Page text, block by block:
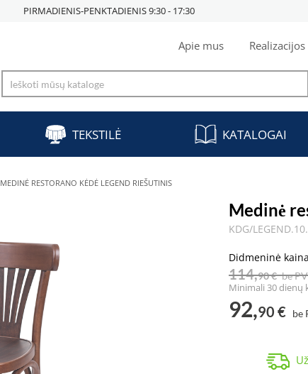
PIRMADIENIS-PENKTADIENIS 9:30 - 17:30
Apie mus Realizacijos
TEKSTILĖ KATALOGAI
MEDINĖ RESTORANO KĖDĖ LEGEND RIEŠUTINIS
Medinė
KDG/
Didmeninė
114,90 € be
Minimali 30 dienų
92,90 € be